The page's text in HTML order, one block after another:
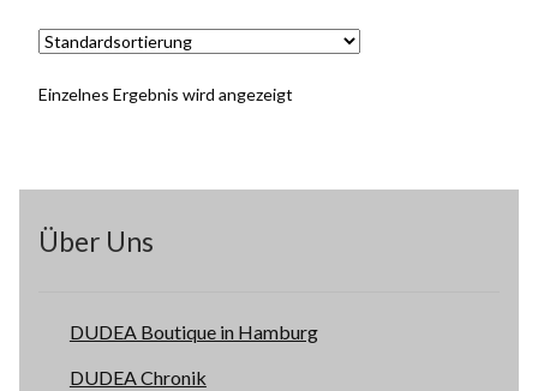
Einzelnes Ergebnis wird angezeigt
Über Uns
DUDEA Boutique in Hamburg
DUDEA Chronik